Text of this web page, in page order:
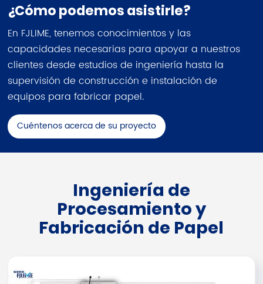
¿Cómo podemos asistirle?
En FJLIME, tenemos conocimientos y las
capacidades necesarias para apoyar a nuestros
clientes desde estudios de ingeniería hasta la
supervisión de construcción e instalación de
equipos para fabricar papel.
Cuéntenos acerca de su proyecto
Ingeniería de
Procesamiento y
Fabricación de Papel